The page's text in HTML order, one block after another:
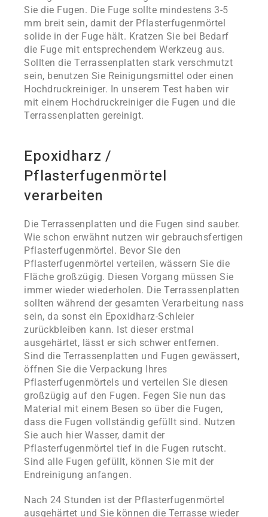
Sie die Fugen. Die Fuge sollte mindestens 3-5
mm breit sein, damit der Pflasterfugenmörtel
solide in der Fuge hält. Kratzen Sie bei Bedarf
die Fuge mit entsprechendem Werkzeug aus.
Sollten die Terrassenplatten stark verschmutzt
sein, benutzen Sie Reinigungsmittel oder einen
Hochdruckreiniger. In unserem Test haben wir
mit einem Hochdruckreiniger die Fugen und die
Terrassenplatten gereinigt.
Epoxidharz /
Pflasterfugenmörtel
verarbeiten
Die Terrassenplatten und die Fugen sind sauber.
Wie schon erwähnt nutzen wir gebrauchsfertigen
Pflasterfugenmörtel. Bevor Sie den
Pflasterfugenmörtel verteilen, wässern Sie die
Fläche großzügig. Diesen Vorgang müssen Sie
immer wieder wiederholen. Die Terrassenplatten
sollten während der gesamten Verarbeitung nass
sein, da sonst ein Epoxidharz-Schleier
zurückbleiben kann. Ist dieser erstmal
ausgehärtet, lässt er sich schwer entfernen.
Sind die Terrassenplatten und Fugen gewässert,
öffnen Sie die Verpackung Ihres
Pflasterfugenmörtels und verteilen Sie diesen
großzügig auf den Fugen. Fegen Sie nun das
Material mit einem Besen so über die Fugen,
dass die Fugen vollständig gefüllt sind. Nutzen
Sie auch hier Wasser, damit der
Pflasterfugenmörtel tief in die Fugen rutscht.
Sind alle Fugen gefüllt, können Sie mit der
Endreinigung anfangen.
Nach 24 Stunden ist der Pflasterfugenmörtel
ausgehärtet und Sie können die Terrasse wieder